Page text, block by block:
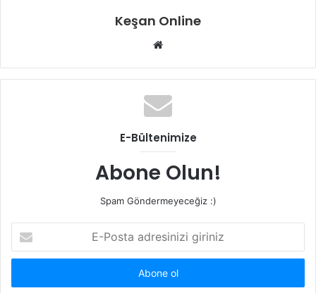
Keşan Online
Web
E-Bültenimize
Abone Olun!
Spam Göndermeyeceğiz :)
Posta
adresinizi